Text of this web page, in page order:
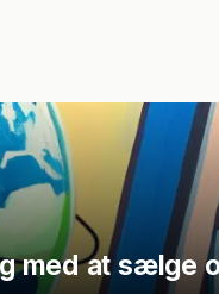
med at sælge